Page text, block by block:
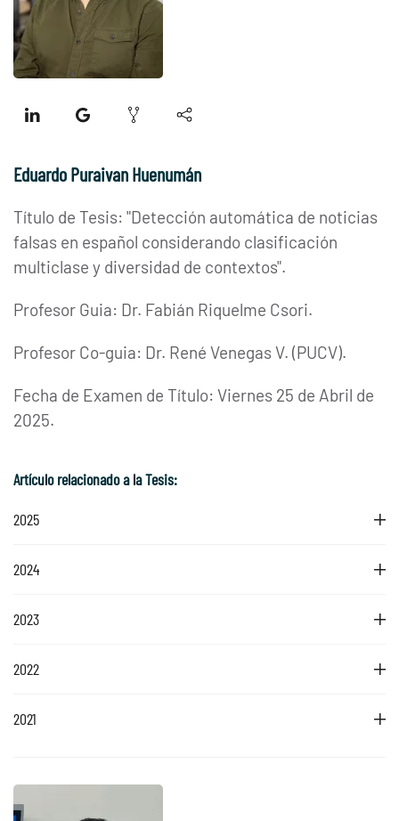
Eduardo Puraivan Huenumán
Título de Tesis: "Detección automática de noticias
falsas en español considerando clasificación
multiclase y diversidad de contextos".
Profesor Guia: Dr. Fabián Riquelme Csori.
Profesor Co-guia: Dr. René Venegas V. (PUCV).
Fecha de Examen de Título: Viernes 25 de Abril de
2025.
Artículo relacionado a la Tesis:
2025
2024
2023
2022
2021